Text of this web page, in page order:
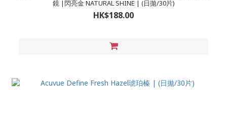
鏡 |閃亮金 NATURAL SHINE | (日拋/30片)
HK$188.00